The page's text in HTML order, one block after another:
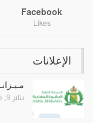
Facebook
Likes
الإعلانات
يناير 9, 2026